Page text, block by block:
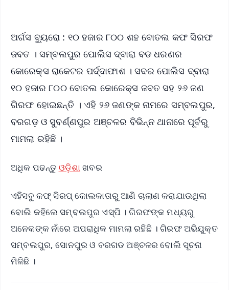
ଅର୍ଗସ ବ୍ୟୁରୋ : ୧୦ ହଜାର ୮୦୦ ଶହ ବୋତଲ କଫ ସିରଫ
ଜବତ । ସମ୍ବଲପୁର ପୋଲିସ ଦ୍ବାରା ବଡ ଧରଣର
କୋରେକ୍ସ ରାକେଟର ପର୍ଦ୍ଦାଫାଶ । ସଦର ପୋଲିସ ଦ୍ବାରା
୧୦ ହଜାର ୮୦୦ ବୋତଲ କୋରେକ୍ସ ଜବତ ସହ ୨୬ ଜଣ
ଗିରଫ ହୋଇଛନ୍ତି । ଏହି ୨୬ ଜଣଙ୍କ ନାମରେ ସମ୍ବଲପୁର,
ବରଗଡ଼ ଓ ସୁବର୍ଣ୍ଣପୁର ଅଞ୍ଚଳର ବିଭିନ୍ନ ଥାନାରେ ପୂର୍ବରୁ
ମାମଲା ରହିଛି ।
ଅଧିକ ପଢନ୍ତୁ ଓଡ଼ିଶା ଖବର
ଏହିସବୁ କଫ୍ ସିରପ୍ କୋଲକାତାରୁ ଆଣି ଚାଲାଣ କରାଯାଉଥିଲା
ବୋଲି କହିଲେ ସମ୍ବଲପୁର ଏସ୍‌ପି । ଗିରଫଙ୍କ ମଧ୍ୟରୁ
ଅନେକଙ୍କ ନାଁରେ ଅପରାଧିକ ମାମଲା ରହିଛି । ଗିରଫ ଅଭିଯୁକ୍ତ
ସମ୍ବଲପୁର, ସୋନପୁର ଓ ବରଗଡ ଅଞ୍ଚଳର ବୋଲି ସୂଚନା
ମିଳିଛି ।